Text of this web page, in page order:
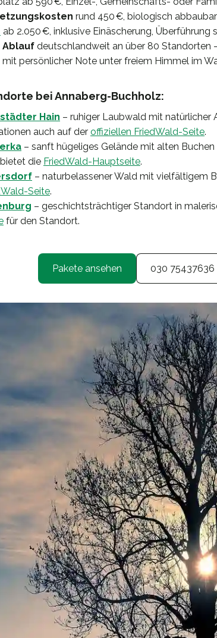
rund 450 €, biologisch
ab 2.050 €, inklusive Einäscherung, Überführung
deutschlandweit an über 80 Standorten
mit persönlicher Note unter freiem Himmel im
bei Annaberg-Buchholz:
Hain – ruhiger Laubwald mit
auch auf der offiziellen FriedWald-Seite.
– sanft hügeliges Gelände mit alten Buchen
die FriedWald-Hauptseite.
– naturbelassener Wald mit vielfältigem
Seite.
– geschichtsträchtiger Standort in
für den Standort.
Pakete ansehen 030 75437636